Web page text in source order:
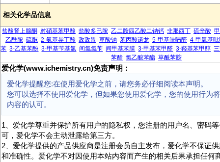
相关化学品信息
盐酸肾上腺酮 对硝基苯甲酸 盐酸多巴胺 乙二胺四乙酸二钠钙 非那西丁 硫辛酸
乙酰胺 硫脲 2-氨基异丁酸 敌敌畏 草酸钠 苯丙酸诺龙 5-甲基呋喃醛 4-甲氧基
苯 3-乙基苯酚 3-甲基苄基氯 间氯氯苄 间甲基苯腈 3-甲基苯甲醛 3-羟基苯甲醇
苯酯 氯乙酸苯酯 草酰苯胺
爱化学(www.ichemistry.cn)免责声明：
爱化学提醒您:在使用爱化学之前，请您务必仔细阅读本声明。
您可以选择不使用爱化学，但如果您使用爱化学，您的使用行为
内容的认可。
1、爱化学尊重并保护所有用户的隐私权，您注册的用户名、密码
可，爱化学不会主动泄露给第三方。
2、爱化学提供的产品供应商是注册会员自主发布，爱化学不保证
和准确性。爱化学不对因使用本站内容而产生的相关后果承担任何